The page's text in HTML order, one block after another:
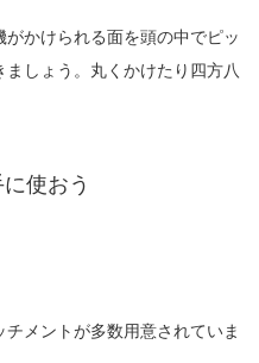
かけられる面を頭の中でピッ
しょう。丸くかけたり四方八
使おう
メントが多数用意されていま